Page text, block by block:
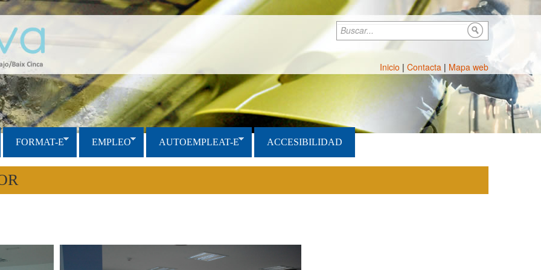
Formulario de búsqueda
Inicio | Contacta | Mapa web
FORMAT-E EMPLEO AUTOEMPLEAT-E ACCESIBILIDAD